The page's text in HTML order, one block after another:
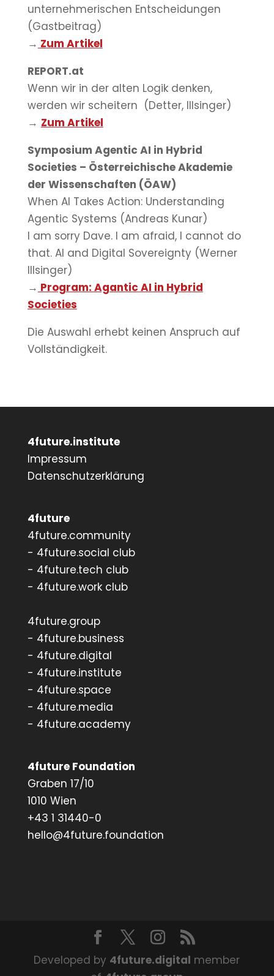
unternehmerischen Entscheidungen
(Gastbeitrag)
→ Zum Artikel
REPORT.at
Wenn wir in der alten Logik denken,
werden wir scheitern (Detter, Illsinger)
→ Zum Artikel
Symposium Agentic AI in Hybrid
Societies – Österreichische Akademie
der Wissenschaften (ÖAW)
When AI Takes Action: Understanding
Agentic Systems (Andreas Kunar)
I am sorry Dave. I am afraid, I cannot do
that. AI and Digital Sovereignty (Werner
Illsinger)
→ Program: Agantic AI in Hybrid
Societies
Die Auswahl erhebt keinen Anspruch auf
Vollständigkeit.
4future.institute
Impressum
Datenschutzerklärung
4future
4future.community
- 4future.social club
- 4future.tech club
- 4future.work club
4future.group
- 4future.business
- 4future.digital
- 4future.institute
- 4future.space
- 4future.media
- 4future.academy
4future Foundation
Graben 17/10
1010 Wien
+43 1 31440-0
hello@4future.foundation
Developed by 4future.digital member